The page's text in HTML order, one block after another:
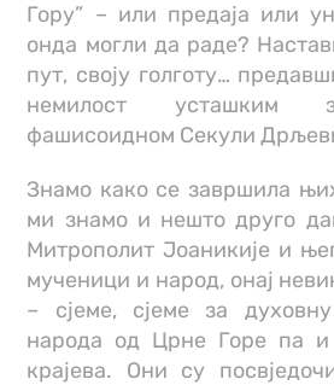
Гору” – или предаја или
онда могли да раде?
пут, своју голготу…
немилост усташким
фашисоидном Секули
Знамо како се завршила
ми знамо и нешто друго
Митрополит Јоаникије и
мученици и народ, онај
– сјеме, сјеме за
народа од Црне Горе па
крајева. Они су